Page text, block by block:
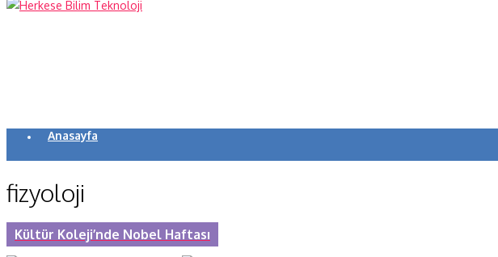
Anasayfa
Yazarlar
Makaleler
fizyoloji
Kültür Koleji’nde Nobel Haftası